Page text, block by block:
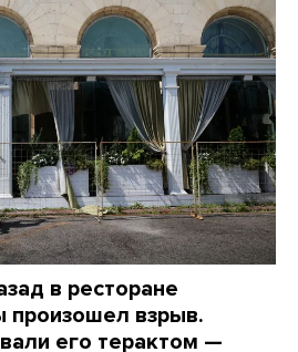
в ресторане
произошел взрыв.
его терактом —